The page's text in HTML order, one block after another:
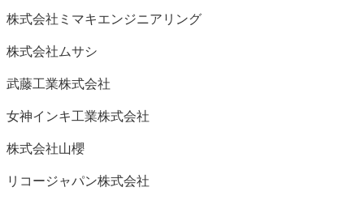
株式会社ミマキエンジニアリング
株式会社ムサシ
武藤工業株式会社
女神インキ工業株式会社
株式会社山櫻
リコージャパン株式会社